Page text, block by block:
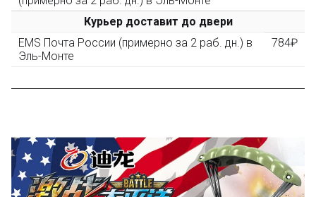
Пришлите фото поэтапной сборки купленного
конструктора и получите дополнительную скидку
10% при покупке следующего набора (не дороже 10
Оставьте отзыв (не менее 50 символов) о товаре на
нашем сайте и получите купон на скидку 50₽ за
текстовый отзыв или 100₽ за отзыв с фото.
Курьер доставит до двери
EMS Почта России (примерно за 2 раб. дн.) в
Эль-Монте
784₽